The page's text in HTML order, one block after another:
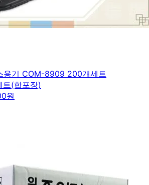
기 COM-8909 200개세트
(합포장)
원